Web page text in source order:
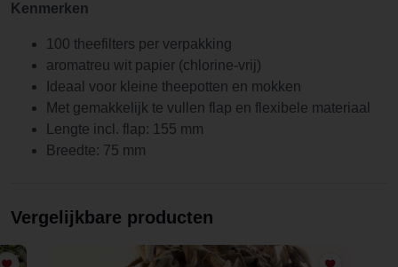
Kenmerken
100 theefilters per verpakking
aromatreu wit papier (chlorine-vrij)
Ideaal voor kleine theepotten en mokken
Met gemakkelijk te vullen flap en flexibele materiaal
Lengte incl. flap: 155 mm
Breedte: 75 mm
Vergelijkbare producten